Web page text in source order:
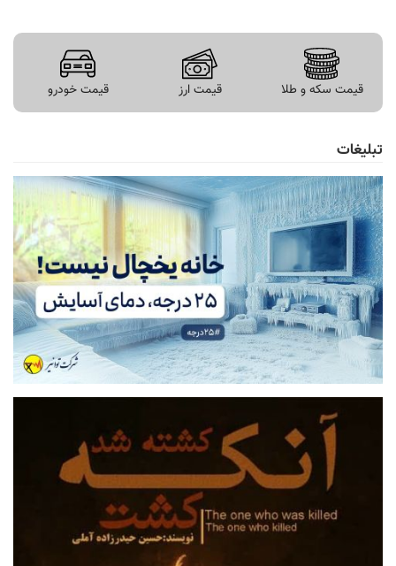
قیمت سکه و طلا قیمت ارز قیمت خودرو
تبلیغات